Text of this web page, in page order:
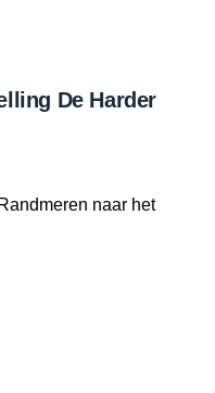
De Harder
naar het